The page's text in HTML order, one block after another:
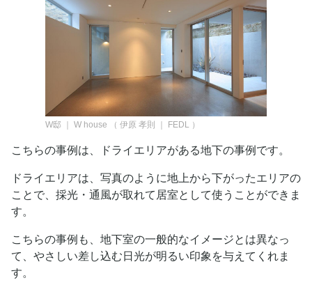
W邸 ｜ W house （ 伊原 孝則 ｜ FEDL ）
こちらの事例は、ドライエリアがある地下の事例です。
ドライエリアは、写真のように地上から下がったエリアの
ことで、採光・通風が取れて居室として使うことができま
す。
こちらの事例も、地下室の一般的なイメージとは異なっ
て、やさしい差し込む日光が明るい印象を与えてくれま
す。